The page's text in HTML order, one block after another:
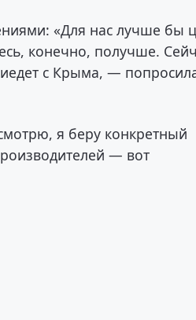
«Для нас лучше бы
конечно, получше.
с Крыма, —
я беру конкретный
— вот